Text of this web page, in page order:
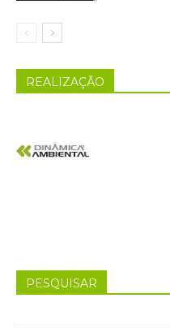
REALIZAÇÃO
PESQUISAR